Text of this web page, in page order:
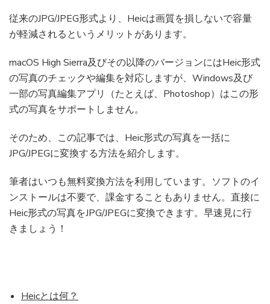
無
料
で
に
変
換
す
る
法)
従来のJPG/JPEG形式より、Heicは画質を損しないで容量
が軽減されるというメリットがあります。
macOS High Sierra及びその以降のバージョンにはHeic形式
の写真のチェックや編集を対応しますが、Windows及び
一部の写真編集アプリ（たとえば、Photoshop）はこの形
式の写真をサポートしません。
そのため、この記事では、Heic形式の写真を一括に
JPG/JPEGに変換する方法を紹介します。
筆者はいつも無料変換方法を利用しています。ソフトのイ
ンストールは不要で、課金することもありません。直接に
Heic形式の写真をJPG/JPEGに変換できます。早速見に行
きましょう！
Heicとは何？